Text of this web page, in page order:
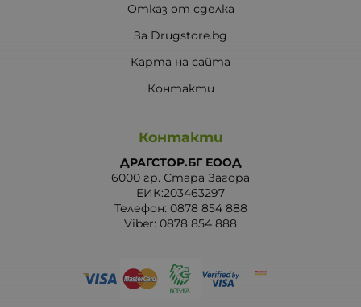
Отказ от сделка
За Drugstore.bg
Карта на сайта
Контакти
Контакти
ДРАГСТОР.БГ ЕООД
6000 гр. Стара Загора
ЕИК:203463297
Телефон: 0878 854 888
Viber: 0878 854 888